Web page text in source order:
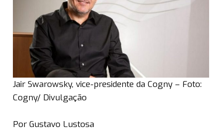
Jair Swarowsky, vice-presidente da Cogny – Foto:
Cogny/ Divulgação
Por Gustavo Lustosa